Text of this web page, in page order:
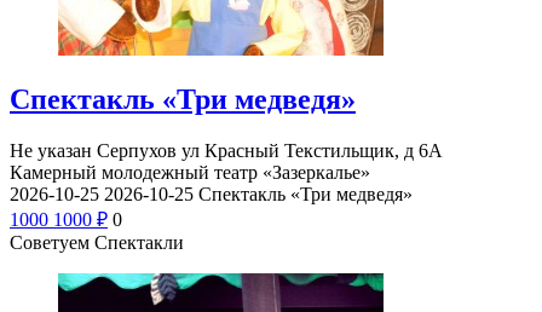
Спектакль «Три медведя»
Не указан Серпухов ул Красный Текстильщик, д 6А
Камерный молодежный театр «Зазеркалье»
2026-10-25 2026-10-25 Спектакль «Три медведя»
1000 1000 ₽ 0
Советуем Спектакли